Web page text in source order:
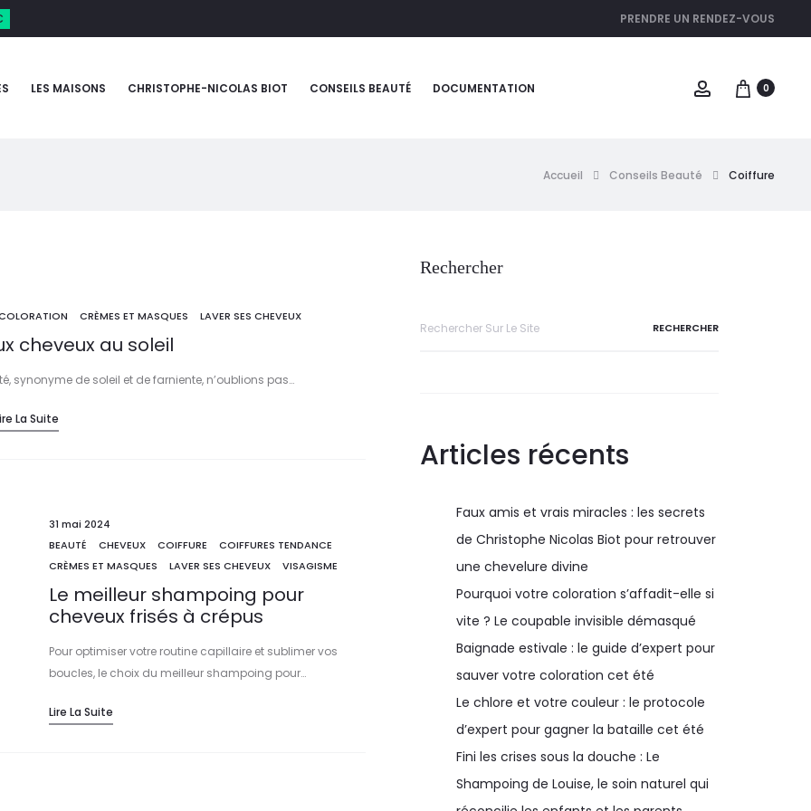
PRENDRE UN RENDEZ-VOUS
LES MAISONS CHRISTOPHE-NICOLAS BIOT CONSEILS BEAUTÉ DOCUMENTATION 0
Accueil Conseils Beauté Coiffure
CRÈMES ET MASQUES LAVER SES CHEVEUX
cheveux au soleil
synonyme de soleil et de farniente, n’oublions pas…
La Suite
31 mai 2024
BEAUTÉ
CHEVEUX COIFFURE
COIFFURES TENDANCE
CRÈMES ET MASQUES
LAVER SES CHEVEUX VISAGISME
Le meilleur shampoing pour
cheveux frisés à crépus
Pour optimiser votre routine capillaire et sublimer vos
boucles, le choix du meilleur shampoing pour…
Lire La Suite
Rechercher
Articles récents
Faux amis et vrais miracles : les secrets
de Christophe Nicolas Biot pour retrouver
une chevelure divine
Pourquoi votre coloration s’affadit-elle si
vite ? Le coupable invisible démasqué
Baignade estivale : le guide d’expert pour
sauver votre coloration cet été
Le chlore et votre couleur : le protocole
d’expert pour gagner la bataille cet été
Fini les crises sous la douche : Le
Shampoing de Louise, le soin naturel qui